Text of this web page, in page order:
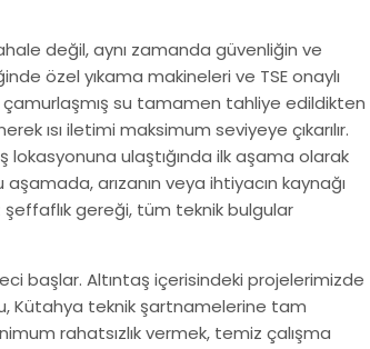
değil, aynı zamanda güvenliğin ve
özel yıkama makineleri ve TSE onaylı
çamurlaşmış su tamamen tahliye edildikten
ısı iletimi maksimum seviyeye çıkarılır.
lokasyonuna ulaştığında ilk aşama olarak
arızanın veya ihtiyacın kaynağı
şeffaflık gereği, tüm teknik bulgular
başlar. Altıntaş içerisindeki projelerimizde
Kütahya teknik şartnamelerine tam
rahatsızlık vermek, temiz çalışma